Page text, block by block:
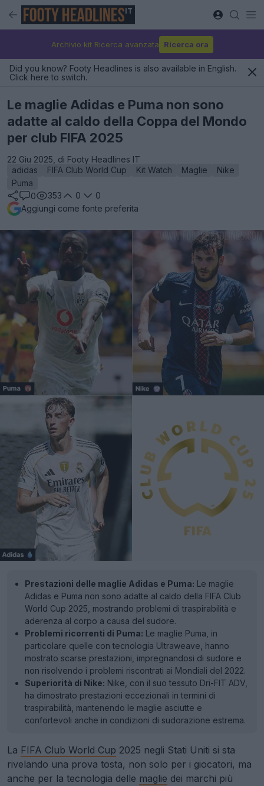
IT
Archivio kit Ricerca avanzata Ricerca ora
Did you know? Footy Headlines is also available in English.
Click here to switch.
Le maglie Adidas e Puma non sono
adatte al caldo della Coppa del Mondo
per club FIFA 2025
22 Giu 2025, di Footy Headlines IT
adidas
FIFA Club World Cup Kit Watch Maglie
Nike
Puma
0
353 0
0
Aggiungi come fonte preferita
Prestazioni delle maglie Adidas e Puma: Le maglie
Adidas e Puma non sono adatte al caldo della FIFA Club
World Cup 2025, mostrando problemi di traspirabilità e
aderenza al corpo a causa del sudore.
Problemi ricorrenti di Puma: Le maglie Puma, in
particolare quelle con tecnologia Ultraweave, hanno
mostrato scarse prestazioni, impregnandosi di sudore e
non risolvendo i problemi riscontrati ai Mondiali del 2022.
Superiorità di Nike: Nike, con il suo tessuto Dri-FIT ADV,
ha dimostrato prestazioni eccezionali in termini di
traspirabilità, mantenendo le maglie asciutte e
confortevoli anche in condizioni di sudorazione estrema.
La FIFA Club World Cup 2025 negli Stati Uniti si sta
rivelando una prova tosta, non solo per i giocatori, ma
anche per la tecnologia delle maglie dei marchi più